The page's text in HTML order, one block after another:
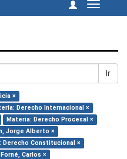
Cambiar
Ir
×
Derecho Internacional ×
Materia: Derecho Procesal ×
Jorge Alberto ×
Derecho Constitucional ×
Carlos ×